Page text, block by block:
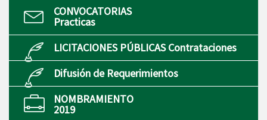
CONVOCATORIAS
Practicas
LICITACIONES PÚBLICAS Contrataciones
Difusión de Requerimientos
NOMBRAMIENTO
2019